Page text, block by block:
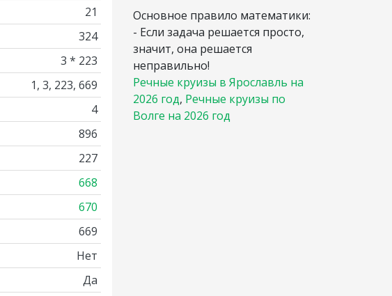
21
324
3 * 223
1, 3, 223, 669
4
896
227
668
670
669
Нет
Да
Основное правило математики:
- Если задача решается просто,
значит, она решается
неправильно!
Речные круизы в Ярославль на
2026 год, Речные круизы по
Волге на 2026 год